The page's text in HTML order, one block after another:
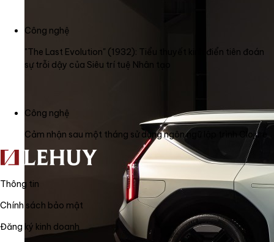
Công nghệ
"The Last Evolution" (1932): Tiểu thuyết kinh điển tiên đoán
sự trỗi dậy của Siêu trí tuệ Nhân tạo
Công nghệ
Cảm nhận sau một tháng sử dụng ngôn ngữ lập trình Clojure
Thông tin
Chính sách bảo mật
Đăng ký kinh doanh